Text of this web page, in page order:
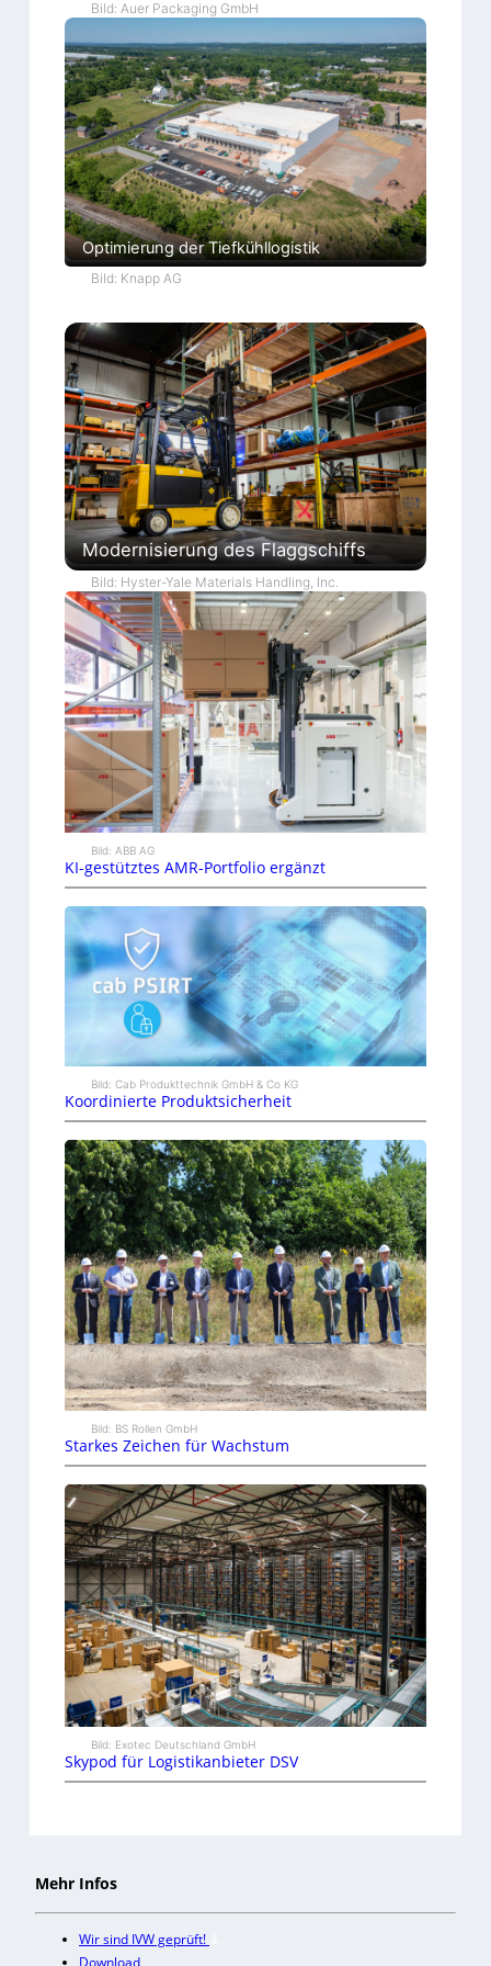
Bild: Auer Packaging GmbH
Optimierung der Tiefkühllogistik
Bild: Knapp AG
Modernisierung des Flaggschiffs
Bild: Hyster-Yale Materials Handling, Inc.
Bild: ABB AG
KI-gestütztes AMR-Portfolio ergänzt
Bild: Cab Produkttechnik GmbH & Co KG
Koordinierte Produktsicherheit
Bild: BS Rollen GmbH
Starkes Zeichen für Wachstum
Bild: Exotec Deutschland GmbH
Skypod für Logistikanbieter DSV
Mehr Infos
Wir sind IVW geprüft!
Download